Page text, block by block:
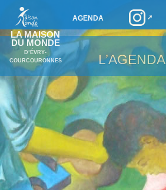
LA MAISON
DU MONDE
D’ÉVRY-
COURCOURONNES
AGENDA
L’AGENDA